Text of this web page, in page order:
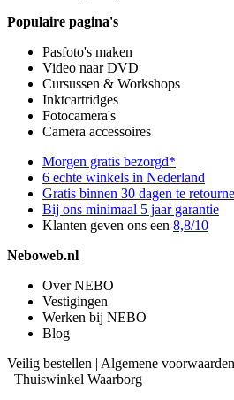
Populaire pagina's
Pasfoto's maken
Video naar DVD
Cursussen & Workshops
Inktcartridges
Fotocamera's
Camera accessoires
Morgen gratis bezorgd*
6 echte winkels in Nederland
Gratis binnen 30 dagen te
Bij ons minimaal 5 jaar garantie
Klanten geven ons een 8,8/10
Neboweb.nl
Over NEBO
Vestigingen
Werken bij NEBO
Blog
Veilig bestellen | Algemene voorwaarden
Thuiswinkel Waarborg